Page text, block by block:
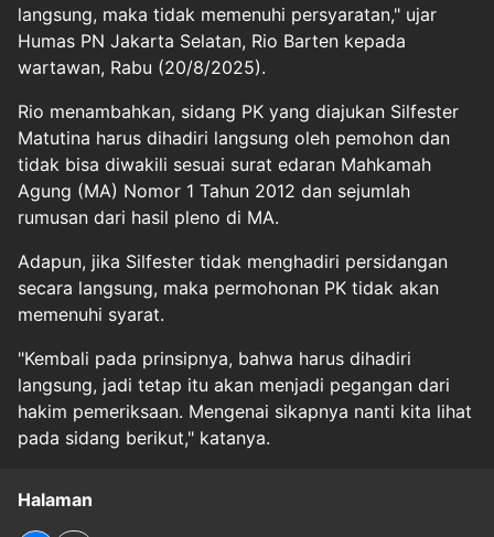
langsung, maka tidak memenuhi persyaratan," ujar
Humas PN Jakarta Selatan, Rio Barten kepada
wartawan, Rabu (20/8/2025).
Rio menambahkan, sidang PK yang diajukan Silfester
Matutina harus dihadiri langsung oleh pemohon dan
tidak bisa diwakili sesuai surat edaran Mahkamah
Agung (MA) Nomor 1 Tahun 2012 dan sejumlah
rumusan dari hasil pleno di MA.
Adapun, jika Silfester tidak menghadiri persidangan
secara langsung, maka permohonan PK tidak akan
memenuhi syarat.
"Kembali pada prinsipnya, bahwa harus dihadiri
langsung, jadi tetap itu akan menjadi pegangan dari
hakim pemeriksaan. Mengenai sikapnya nanti kita lihat
pada sidang berikut," katanya.
Halaman